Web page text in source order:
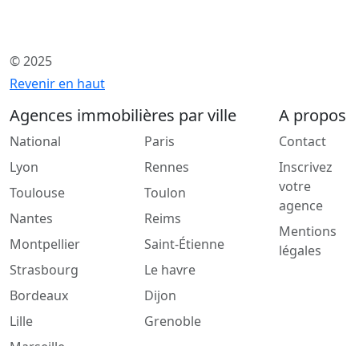
© 2025
Revenir en haut
Agences immobilières par ville
National
Lyon
Toulouse
Nantes
Montpellier
Strasbourg
Bordeaux
Lille
Paris
Rennes
Toulon
Reims
Saint-Étienne
Le havre
Dijon
Grenoble
A propos
Contact
Inscrivez
votre
agence
Mentions
légales